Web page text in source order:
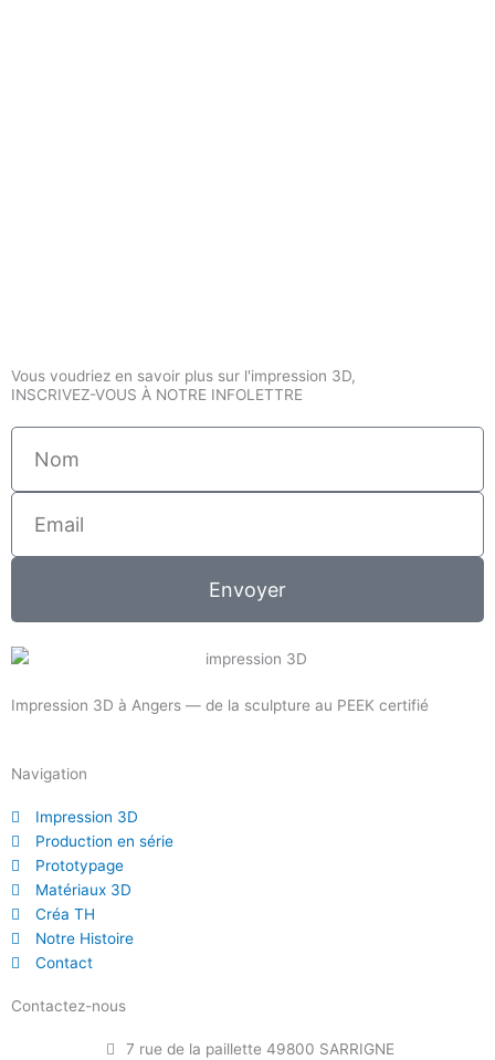
Vous voudriez en savoir plus sur l'impression 3D,
INSCRIVEZ-VOUS À NOTRE INFOLETTRE
Envoyer
Impression 3D à Angers — de la sculpture au PEEK certifié
Navigation
Impression 3D
Production en série
Prototypage
Matériaux 3D
Créa TH
Notre Histoire
Contact
Contactez-nous
7 rue de la paillette 49800 SARRIGNE